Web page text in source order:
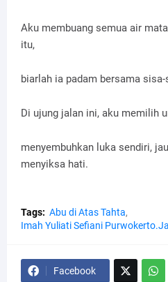
Aku membuang semua air
itu,
biarlah ia padam bersama
Di ujung jalan ini, aku memilih
menyembuhkan luka sendiri,
menyiksa hati.
Tags: Abu di Atas Tahta
Imah Yuliati Sefiani
Facebook